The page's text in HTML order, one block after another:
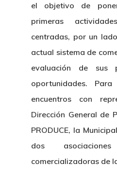
el objetivo de
primeras
centradas, por un
actual sistema de
evaluación de sus
oportunidades.
encuentros con
Dirección General de
PRODUCE, la
dos
comercializadoras de